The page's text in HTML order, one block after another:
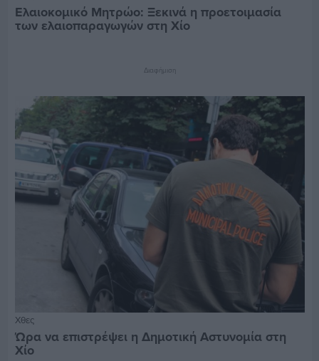
Ελαιοκομικό Μητρώο: Ξεκινά η προετοιμασία
των ελαιοπαραγωγών στη Χίο
Διαφήμιση
Χθες
Ώρα να επιστρέψει η Δημοτική Αστυνομία στη
Χίο